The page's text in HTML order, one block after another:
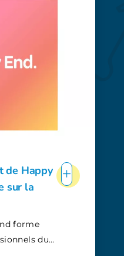
de Happy
sur la
forme
du…
+